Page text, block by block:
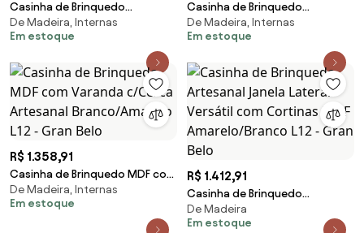
Casinha de Brinquedo
Artesanal MDF com Telhado
Branco/Amarelo L12 - Gran Belo
De Madeira, Internas
Em estoque
Casinha de Brinquedo
Artesanal MDF com Telhado
Branco/Verde Água L12 - Gran
De Madeira, Internas
Em estoque
R$ 1.358,91
Casinha de Brinquedo MDF com
Varanda c/Cerca Artesanal
Branco/Amarelo L12 - Gran Belo
De Madeira, Internas
Em estoque
R$ 1.412,91
Casinha de Brinquedo
Artesanal Janela Lateral Versátil
com Cortinas MDF
De Madeira
Em estoque